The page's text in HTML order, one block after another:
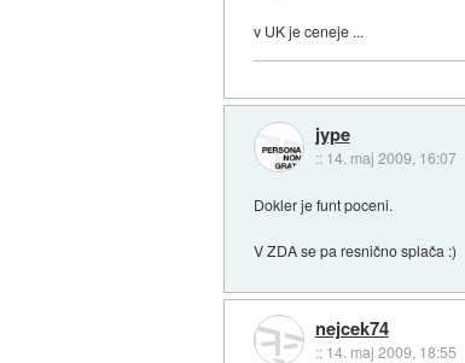
v UK je ceneje ...
jype
:: 14. maj 2009, 16:07
Dokler je funt poceni.
V ZDA se pa resnično splača :)
nejcek74
:: 14. maj 2009, 18:55